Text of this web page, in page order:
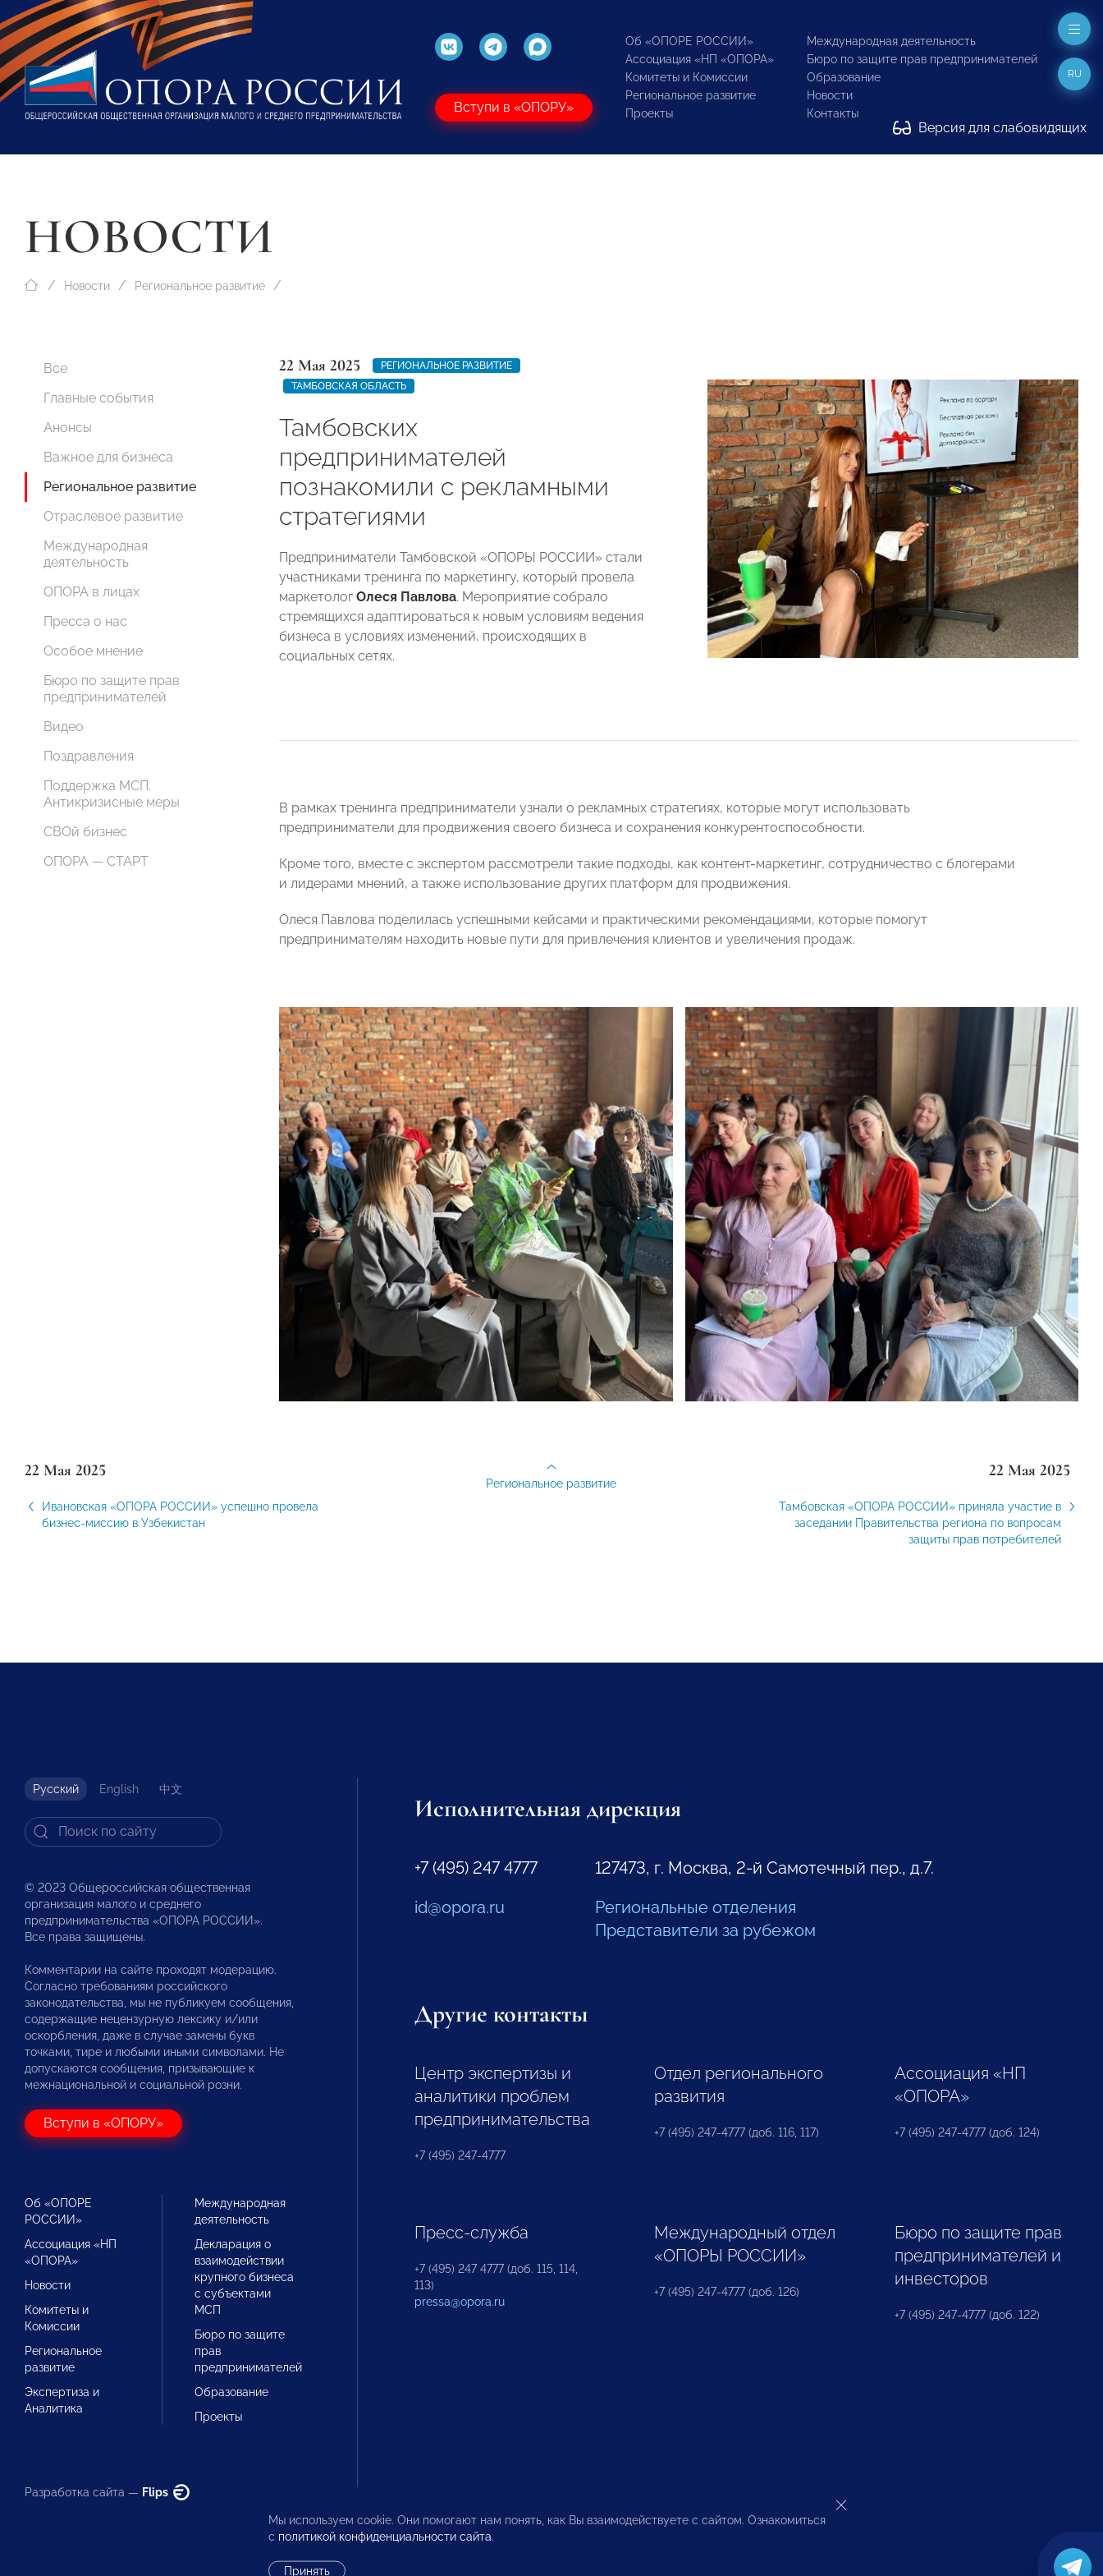
Вступи в «ОПОРУ»
Об «ОПОРЕ РОССИИ»
Ассоциация «НП «ОПОРА»
Комитеты и Комиссии
Региональное развитие
Проекты
Международная деятельность
Бюро по защите прав предпринимателей
Образование
Новости
Контакты
Версия для слабовидящих
RU
НОВОСТИ
Новости Региональное развитие
Все
Главные события
Анонсы
Важное для бизнеса
Региональное развитие
Отраслевое развитие
Международная
деятельность
ОПОРА в лицах
Пресса о нас
Особое мнение
Бюро по защите прав
предпринимателей
Видео
Поздравления
Поддержка МСП.
Антикризисные меры
СВОй бизнес
ОПОРА — СТАРТ
22 Мая 2025
РЕГИОНАЛЬНОЕ РАЗВИТИЕ
ТАМБОВСКАЯ ОБЛАСТЬ
Тамбовских
предпринимателей
познакомили с рекламными
стратегиями
Предприниматели Тамбовской «ОПОРЫ РОССИИ» стали
участниками тренинга по маркетингу, который провела
маркетолог Олеся Павлова. Мероприятие собрало
стремящихся адаптироваться к новым условиям ведения
бизнеса в условиях изменений, происходящих в
социальных сетях.
В рамках тренинга предприниматели узнали о рекламных стратегиях, которые могут использовать
предприниматели для продвижения своего бизнеса и сохранения конкурентоспособности.
Кроме того, вместе с экспертом рассмотрели такие подходы, как контент-маркетинг, сотрудничество с блогерами
и лидерами мнений, а также использование других платформ для продвижения.
Олеся Павлова поделилась успешными кейсами и практическими рекомендациями, которые помогут
предпринимателям находить новые пути для привлечения клиентов и увеличения продаж.
22 Мая 2025
Ивановская «ОПОРА РОССИИ» успешно провела
бизнес-миссию в Узбекистан
22 Мая 2025
Тамбовская «ОПОРА РОССИИ» приняла участие в
заседании Правительства региона по вопросам
защиты прав потребителей
Региональное развитие
Русский English 中文
© 2023 Общероссийская общественная
организация малого и среднего
предпринимательства «ОПОРА РОССИИ».
Все права защищены.
Комментарии на сайте проходят модерацию.
Согласно требованиям российского
законодательства, мы не публикуем сообщения,
содержащие нецензурную лексику и/или
оскорбления, даже в случае замены букв
точками, тире и любыми иными символами. Не
допускаются сообщения, призывающие к
межнациональной и социальной розни.
Вступи в «ОПОРУ»
Об «ОПОРЕ
РОССИИ»
Ассоциация «НП
«ОПОРА»
Новости
Комитеты и
Комиссии
Региональное
развитие
Экспертиза и
Аналитика
Международная
деятельность
Декларация о
взаимодействии
крупного бизнеса
с субъектами
МСП
Бюро по защите
прав
предпринимателей
Образование
Проекты
Разработка сайта — Flips
Исполнительная дирекция
+7 (495) 247 4777
id@opora.ru
127473, г. Москва, 2-й Самотечный пер., д.7.
Региональные отделения
Представители за рубежом
Другие контакты
Центр экспертизы и
аналитики проблем
предпринимательства
+7 (495) 247-4777
Отдел регионального
развития
+7 (495) 247-4777 (доб. 116, 117)
Ассоциация «НП
«ОПОРА»
+7 (495) 247-4777 (доб. 124)
Пресс-служба
+7 (495) 247 4777 (доб. 115, 114,
113)
pressa@opora.ru
Международный отдел
«ОПОРЫ РОССИИ»
+7 (495) 247-4777 (доб. 126)
Бюро по защите прав
предпринимателей и
инвесторов
+7 (495) 247-4777 (доб. 122)
Мы используем cookie. Они помогают нам понять, как Вы взаимодействуете с сайтом. Ознакомиться
с политикой конфиденциальности сайта.
Принять